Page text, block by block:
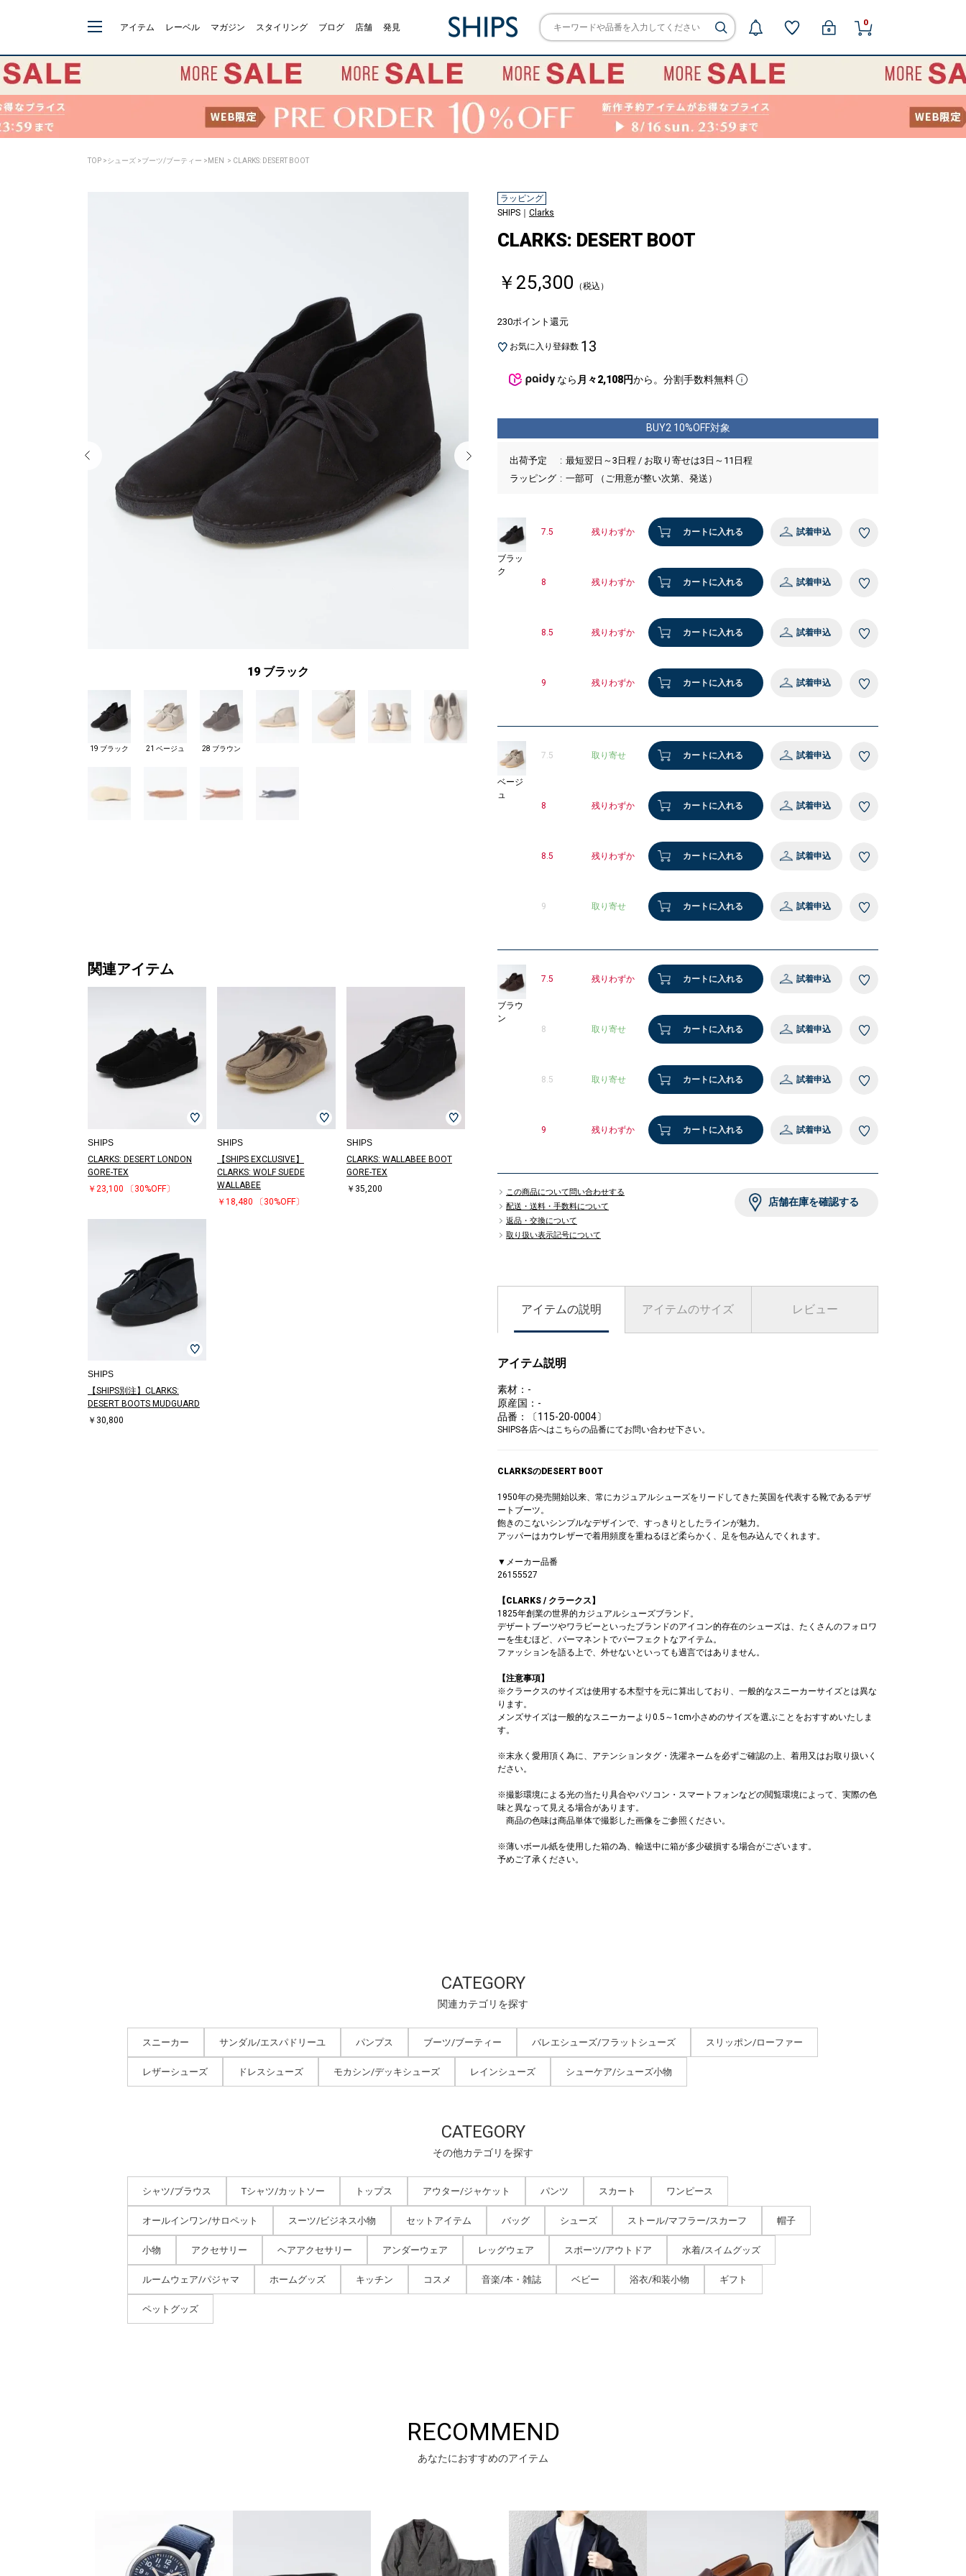
アイテム レーベル マガジン スタイリング ブログ 店舗 発見 0
TOP >シューズ >ブーツ/ブーティー > MEN > CLARKS: DESERT BOOT
19 ブラック 21 ベージュ
19 ブラック 21 ベージュ 28 ブラウン
関連アイテム
SHIPS
CLARKS: DESERT LONDON
GORE-TEX
￥23,100
〔30%OFF〕
SHIPS
【SHIPS EXCLUSIVE】
CLARKS: WOLF SUEDE
WALLABEE
￥18,480
〔30%OFF〕
SHIPS
CLARKS: WALLABEE BOOT
GORE-TEX
￥35,200
SHIPS
【SHIPS別注】CLARKS:
DESERT BOOTS MUDGUARD
￥30,800
ラッピング
SHIPS｜ Clarks
CLARKS: DESERT BOOT
￥25,300
（税込）
230ポイント還元
お気に入り登録数 13
なら 月々2,108円から。分割手数料無料
BUY2 10%OFF対象
出荷予定
最短翌日～3日程 / お取り寄せは3日～11日程
ラッピング
一部可 （ご用意が整い次第、発送）
ブラッ
ク
7.5 残りわずか カートに入れる 試着申込
8 残りわずか カートに入れる 試着申込
8.5 残りわずか カートに入れる 試着申込
9 残りわずか カートに入れる 試着申込
ベージ
ュ
7.5 取り寄せ カートに入れる 試着申込
8 残りわずか カートに入れる 試着申込
8.5 残りわずか カートに入れる 試着申込
9 取り寄せ カートに入れる 試着申込
ブラウ
ン
7.5 残りわずか カートに入れる 試着申込
8 取り寄せ カートに入れる 試着申込
8.5 取り寄せ カートに入れる 試着申込
9 残りわずか カートに入れる 試着申込
この商品について問い合わせする
配送・送料・手数料について
返品・交換について
取り扱い表示記号について
店舗在庫を確認する
アイテムの説明 アイテムのサイズ レビュー
アイテム説明
素材：-
原産国：-
品番：〔115-20-0004〕
SHIPS各店へはこちらの品番にてお問い合わせ下さい。
CLARKSのDESERT BOOT
1950年の発売開始以来、常にカジュアルシューズをリードしてきた英国を代表する靴であるデザ
ートブーツ。
飽きのこないシンプルなデザインで、すっきりとしたラインが魅力。
アッパーはカウレザーで着用頻度を重ねるほど柔らかく、足を包み込んでくれます。
▼メーカー品番
26155527
【CLARKS / クラークス】
1825年創業の世界的カジュアルシューズブランド。
デザートブーツやワラビーといったブランドのアイコン的存在のシューズは、たくさんのフォロワ
ーを生むほど、パーマネントでパーフェクトなアイテム。
ファッションを語る上で、外せないといっても過言ではありません。
【注意事項】
※クラークスのサイズは使用する木型寸を元に算出しており、一般的なスニーカーサイズとは異な
ります。
メンズサイズは一般的なスニーカーより0.5～1cm小さめのサイズを選ぶことをおすすめいたしま
す。
※末永く愛用頂く為に、アテンションタグ・洗濯ネームを必ずご確認の上、着用又はお取り扱いく
ださい。
※撮影環境による光の当たり具合やパソコン・スマートフォンなどの閲覧環境によって、実際の色
味と異なって見える場合があります。
商品の色味は商品単体で撮影した画像をご参照ください。
※薄いボール紙を使用した箱の為、輸送中に箱が多少破損する場合がございます。
予めご了承ください。
CATEGORY
関連カテゴリを探す
スニーカー サンダル/エスパドリーユ パンプス ブーツ/ブーティー バレエシューズ/フラットシューズ スリッポン/ローファー
レザーシューズ ドレスシューズ モカシン/デッキシューズ レインシューズ シューケア/シューズ小物
CATEGORY
その他カテゴリを探す
シャツ/ブラウス Tシャツ/カットソー トップス アウター/ジャケット パンツ スカート ワンピース
オールインワン/サロペット スーツ/ビジネス小物 セットアイテム バッグ シューズ ストール/マフラー/スカーフ 帽子
小物 アクセサリー ヘアアクセサリー アンダーウェア レッグウェア スポーツ/アウトドア 水着/スイムグッズ
ルームウェア/パジャマ ホームグッズ キッチン コスメ 音楽/本・雑誌 ベビー 浴衣/和装小物 ギフト
ペットグッズ
RECOMMEND
あなたにおすすめのアイテム